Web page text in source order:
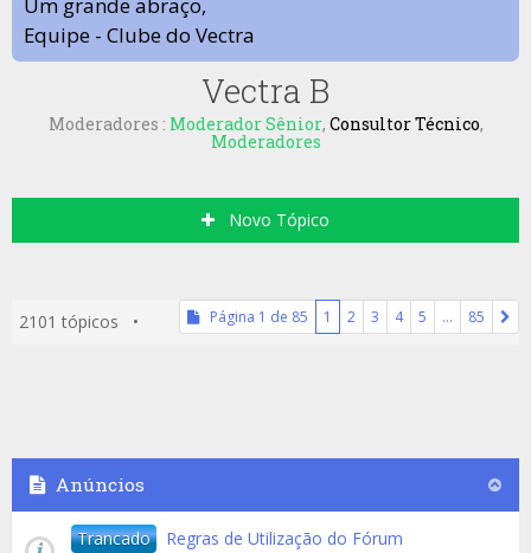
Equipe - Clube do Vectra
Vectra B
Moderadores : Moderador Sênior, Consultor Técnico,
Moderadores
Novo Tópico
2101 tópicos • Página 1 de 85 1 2 3 4 5 … 85
Anúncios
Trancado
Regras de Utilização do Fórum